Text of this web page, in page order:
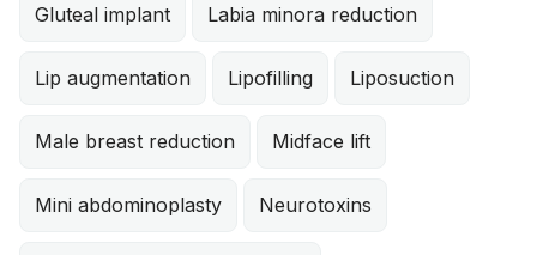
Gluteal implant Labia minora reduction
Lip augmentation Lipofilling Liposuction
Male breast reduction Midface lift
Mini abdominoplasty Neurotoxins